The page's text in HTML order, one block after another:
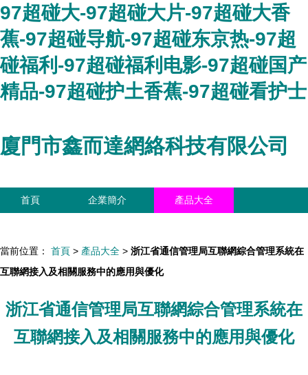
97超碰大-97超碰大片-97超碰大香
蕉-97超碰导航-97超碰东京热-97超
碰福利-97超碰福利电影-97超碰国产
精品-97超碰护土香蕉-97超碰看护士
廈門市鑫而達網絡科技有限公司
首頁 企業簡介 產品大全
當前位置： 首頁 > 產品大全 > 浙江省通信管理局互聯網綜合管理系統在
互聯網接入及相關服務中的應用與優化
浙江省通信管理局互聯網綜合管理系統在
互聯網接入及相關服務中的應用與優化